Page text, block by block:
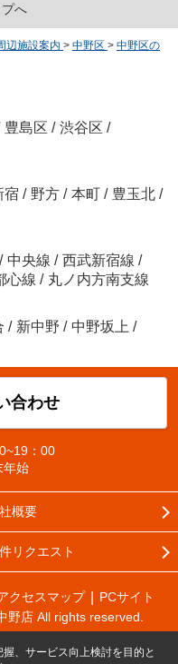
へ
辺施設案内 > 中野区 > 中野区の
豊島区 / 渋谷区 /
宿 / 野方 / 本町 / 豊玉北 /
/ 中央線 / 西武新宿線 /
心線 / 丸ノ内方南支線
/ 新中野 / 中野坂上 /
合わせ
：00
年始
概要
リクエスト
クセスマップ
PCサイト
野店 All rights reserved.
、サービス向上検討を目的と